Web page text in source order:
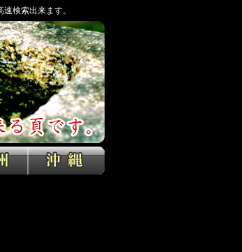
検索出来ます。